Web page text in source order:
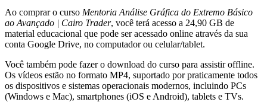
Ao comprar o curso Mentoria Análise Gráfica do Extremo Básico
ao Avançado | Cairo Trader, você terá acesso a 24,90 GB de
material educacional que pode ser acessado online através da sua
conta Google Drive, no computador ou celular/tablet.
Você também pode fazer o download do curso para assistir offline.
Os vídeos estão no formato MP4, suportado por praticamente todos
os dispositivos e sistemas operacionais modernos, incluindo PCs
(Windows e Mac), smartphones (iOS e Android), tablets e TVs.